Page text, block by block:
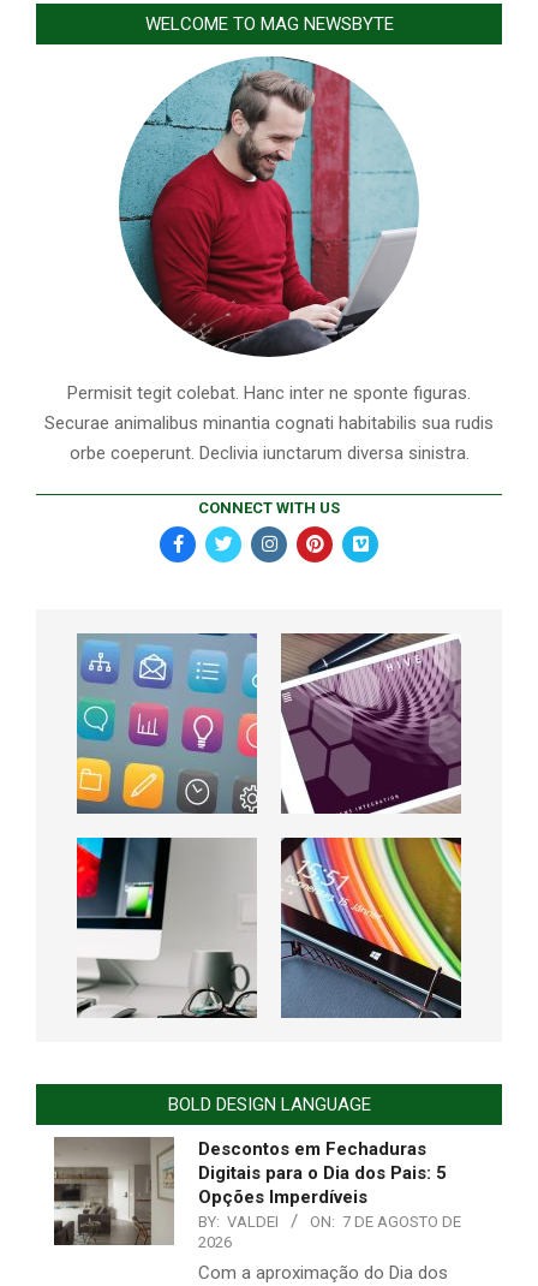
WELCOME TO MAG NEWSBYTE
Permisit tegit colebat. Hanc inter ne sponte figuras.
Securae animalibus minantia cognati habitabilis sua rudis
orbe coeperunt. Declivia iunctarum diversa sinistra.
CONNECT WITH US
BOLD DESIGN LANGUAGE
Descontos em Fechaduras
Digitais para o Dia dos Pais: 5
Opções Imperdíveis
BY: VALDEI ON: 7 DE AGOSTO DE
2026
Com a aproximação do Dia dos